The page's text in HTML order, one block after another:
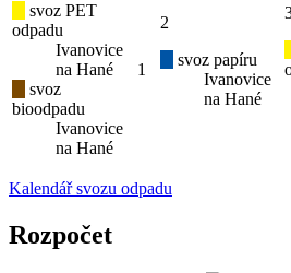
svoz PET
odpadu
Ivanovice
na Hané
svoz
bioodpadu
Ivanovice
na Hané
1
2
svoz papíru
Ivanovice
na Hané
Kalendář svozu odpadu
Rozpočet